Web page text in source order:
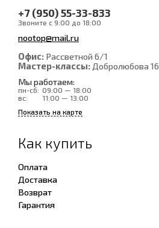
+7 (950) 55-33-833
Звоните с 9:00 до 18:00
nootop@mail.ru
Офис: Рассветной 6/1
Мастер-классы: Добролюбова 16
Мы работаем:
пн-сб: 09:00 — 18:00
вс:
11:00 — 13:00
Показать на карте
Как купить
Оплата
Доставка
Возврат
Гарантия